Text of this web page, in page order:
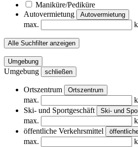
Maniküre/Pediküre
Autovermietung
Autovermietung
max.
Alle Suchfilter anzeigen
Umgebung
Umgebung schließen
Ortszentrum Ortszentrum
max.
Ski- und Sportgeschäft
Ski- und
max.
öffentliche Verkehrsmittel
max.